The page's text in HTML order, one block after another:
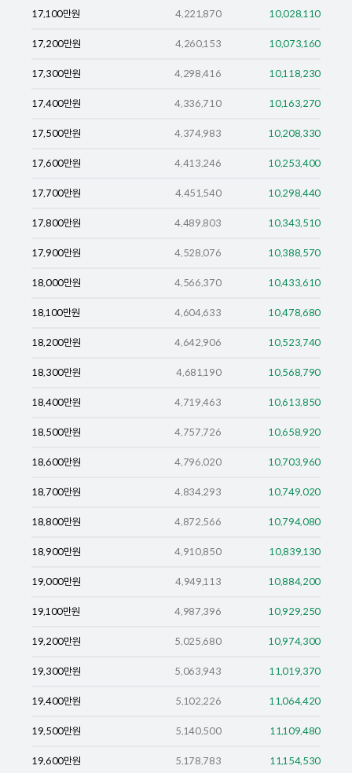
17,100만원 4,221,870 10,028,110
17,200만원 4,260,153 10,073,160
17,300만원 4,298,416 10,118,230
17,400만원 4,336,710 10,163,270
17,500만원 4,374,983 10,208,330
17,600만원 4,413,246 10,253,400
17,700만원 4,451,540 10,298,440
17,800만원 4,489,803 10,343,510
17,900만원 4,528,076 10,388,570
18,000만원 4,566,370 10,433,610
18,100만원 4,604,633 10,478,680
18,200만원 4,642,906 10,523,740
18,300만원 4,681,190 10,568,790
18,400만원 4,719,463 10,613,850
18,500만원 4,757,726 10,658,920
18,600만원 4,796,020 10,703,960
18,700만원 4,834,293 10,749,020
18,800만원 4,872,566 10,794,080
18,900만원 4,910,850 10,839,130
19,000만원 4,949,113 10,884,200
19,100만원 4,987,396 10,929,250
19,200만원 5,025,680 10,974,300
19,300만원 5,063,943 11,019,370
19,400만원 5,102,226 11,064,420
19,500만원 5,140,500 11,109,480
19,600만원 5,178,783 11,154,530